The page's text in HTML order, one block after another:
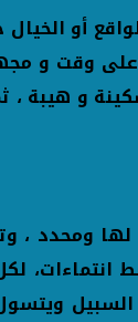
أو
على وقت
و هيبة
ومحدد ،